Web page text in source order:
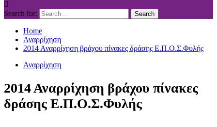
Search for:
Home
Αναρρίχηση
2014 Αναρρίχηση βράχου πίνακες δράσης Ε.Π.Ο.Σ.Φυλής
Αναρρίχηση
2014 Αναρρίχηση βράχου πίνακες
δράσης Ε.Π.Ο.Σ.Φυλής